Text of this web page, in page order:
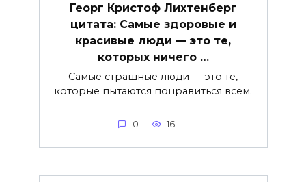
Георг Кристоф Лихтенберг
цитата: Самые здоровые и
красивые люди — это те,
которых ничего …
Самые страшные люди — это те,
которые пытаются понравиться всем.
0 16